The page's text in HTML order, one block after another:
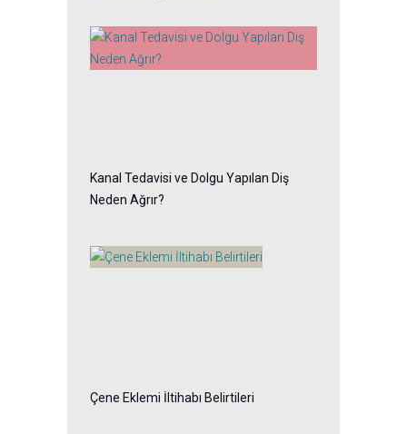
Kanal Tedavisi ve Dolgu Yapılan Diş
Neden Ağrır?
Çene Eklemi İltihabı Belirtileri